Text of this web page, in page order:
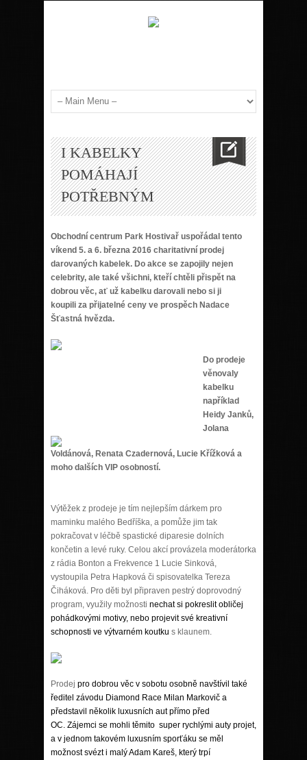
I KABELKY
POMÁHAJÍ
POTŘEBNÝM
Obchodní centrum Park Hostivař uspořádal tento
víkend 5. a 6. března 2016 charitativní prodej
darovaných kabelek. Do akce se zapojily nejen
celebrity, ale také všichni, kteří chtěli přispět na
dobrou věc, ať už kabelku darovali nebo si ji
koupili za přijatelné ceny ve prospěch Nadace
Šťastná hvězda.
Do prodeje
věnovaly
kabelku
například
Heidy Janků,
Jolana
Voldánová, Renata Czadernová, Lucie Křížková a
moho dalších VIP osobností.
Výtěžek z prodeje je tím nejlepším dárkem pro
maminku malého Bedříška, a pomůže jim tak
pokračovat v léčbě spastické diparesie dolních
končetin a levé ruky. Celou akcí provázela moderátorka
z rádia Bonton a Frekvence 1 Lucie Sinková,
vystoupila Petra Hapková či spisovatelka Tereza
Čiháková. Pro děti byl připraven pestrý doprovodný
program, využily možnosti nechat si pokreslit obličej
pohádkovými motivy, nebo projevit své kreativní
schopnosti ve výtvarném koutku s klaunem.
Prodej pro dobrou věc v sobotu osobně navštívil také
ředitel závodu Diamond Race Milan Markovič a
představil několik luxusních aut přímo před
OC. Zájemci se mohli těmito super rychlými auty projet,
a v jednom takovém luxusním sporťáku se měl
možnostsvézt i malý Adam Kareš, který trpí